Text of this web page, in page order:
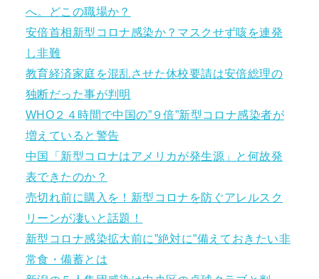
へ。どこの職場か？
安倍首相新型コロナ感染か？マスクせず咳を連発
し非難
教育経済家庭を混乱させた休校要請は安倍総理の
独断だった事が判明
WHO２４時間で中国の”９倍”新型コロナ感染者が
増えていると警告
中国「新型コロナはアメリカが発生源」と何故発
表できたのか？
売切れ前に購入を！新型コロナを防ぐアレルスク
リーンが凄いと話題！
新型コロナ感染拡大前に”絶対に”備えておきたい非
常食・備蓄とは